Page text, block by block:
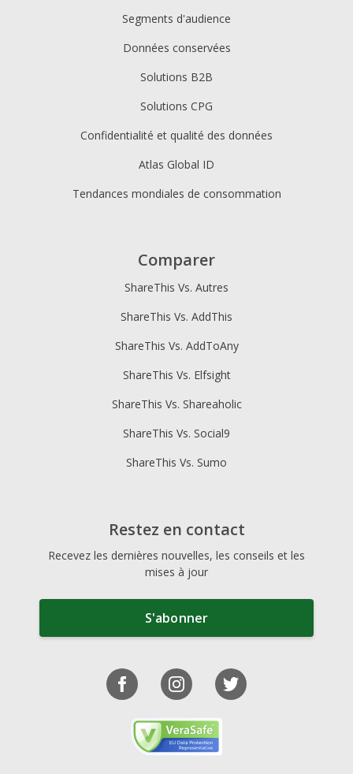
Segments d'audience
Données conservées
Solutions B2B
Solutions CPG
Confidentialité et qualité des données
Atlas Global ID
Tendances mondiales de consommation
Comparer
ShareThis Vs. Autres
ShareThis Vs. AddThis
ShareThis Vs. AddToAny
ShareThis Vs. Elfsight
ShareThis Vs. Shareaholic
ShareThis Vs. Social9
ShareThis Vs. Sumo
Restez en contact
Recevez les dernières nouvelles, les conseils et les
mises à jour
S'abonner